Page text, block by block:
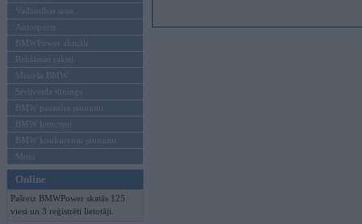
Vadāmības tests
Autosports
BMWPower aktuāli
Reklāmas raksti
Mēneša BMW
Sērijveida tūnings
BMW pasaules jaunumi
BMW koncepti
BMW konkurentu jaunumi
Moto
Online
Pašreiz BMWPower skatās 125
viesi un 3 reģistrēti lietotāji.